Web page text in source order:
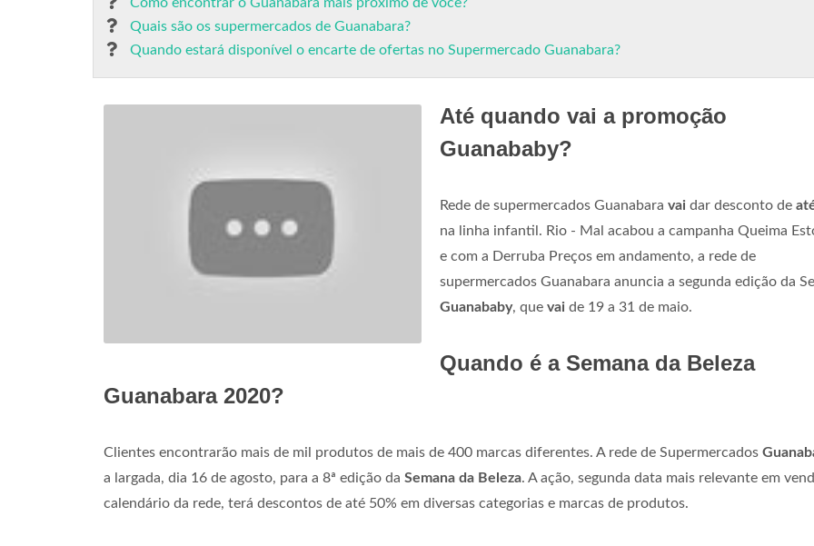
Quais são os supermercados de Guanabara?
Quando estará disponível o encarte de ofertas no Supermercado Guanabara?
Até quando vai a promoção
Guanababy?
Rede de supermercados Guanabara vai dar desconto de
na linha infantil. Rio - Mal acabou a campanha Queima
e com a Derruba Preços em andamento, a rede de
supermercados Guanabara anuncia a segunda edição da
Guanababy, que vai de 19 a 31 de maio.
Quando é a Semana da Beleza
Guanabara 2020?
Clientes encontrarão mais de mil produtos de mais de 400 marcas diferentes. A rede de Supermercados
a largada, dia 16 de agosto, para a 8ª edição da Semana da Beleza. A ação, segunda data mais relevante em
calendário da rede, terá descontos de até 50% em diversas categorias e marcas de produtos.